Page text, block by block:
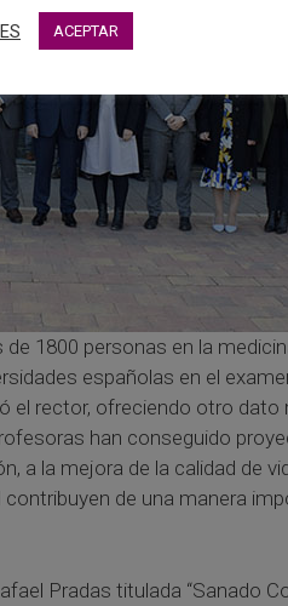
1800 personas en la
españolas en el
rector, ofreciendo otro
han conseguido
a la mejora de la calidad de
de una manera
Pradas titulada “Sanado
ACEPTAR